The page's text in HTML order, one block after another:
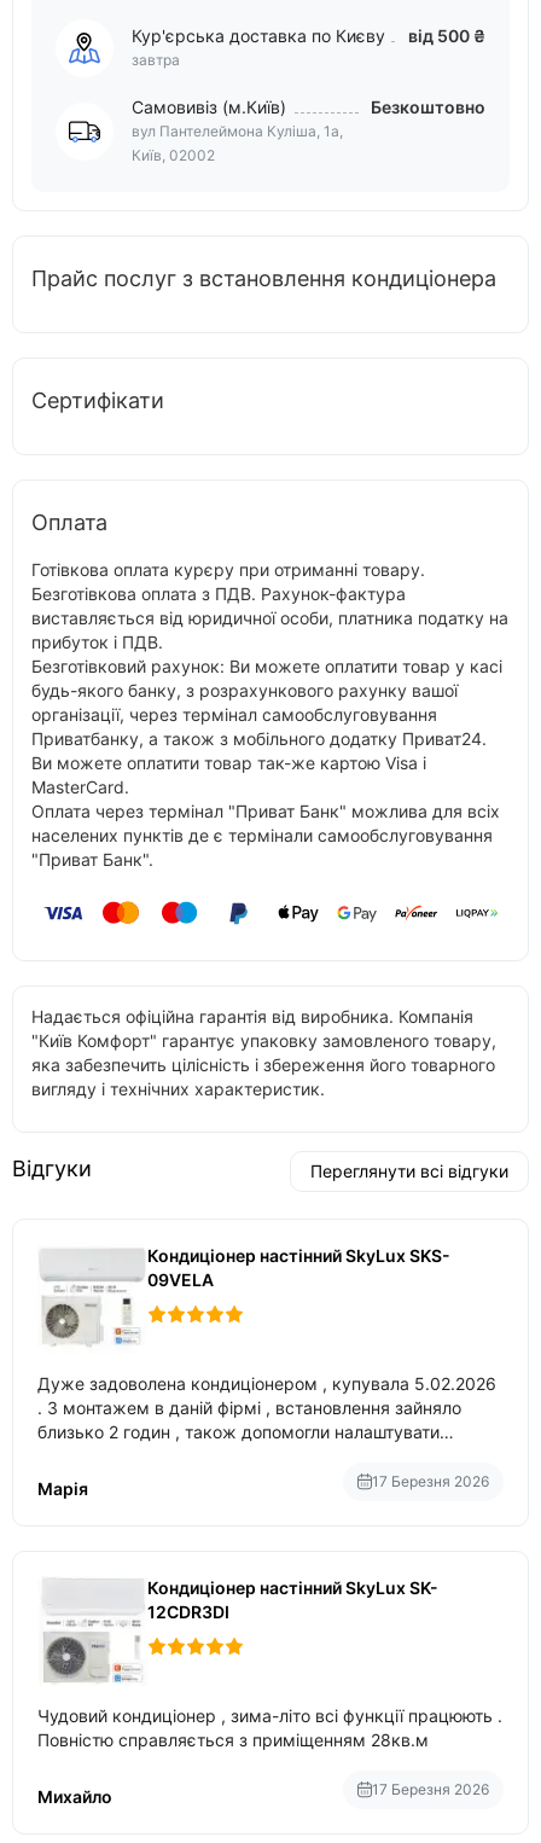
Кур'єрська доставка по Києву
завтра
від 500 ₴
Самовивіз (м.Київ)
вул Пантелеймона Куліша, 1а,
Київ, 02002
Безкоштовно
Прайс послуг з встановлення кондиціонера
Сертифікати
Оплата
Готівкова оплата курєру при отриманні товару.
Безготівкова оплата з ПДВ. Рахунок-фактура
виставляється від юридичної особи, платника податку на
прибуток і ПДВ.
Безготівковий рахунок: Ви можете оплатити товар у касі
будь-якого банку, з розрахункового рахунку вашої
організації, через термінал самообслуговування
Приватбанку, а також з мобільного додатку Приват24.
Ви можете оплатити товар так-же картою Visa і
MasterCard.
Оплата через термінал "Приват Банк" можлива для всіх
населених пунктів де є термінали самообслуговування
"Приват Банк".
Надається офіційна гарантія від виробника. Компанія
"Київ Комфорт" гарантує упаковку замовленого товару,
яка забезпечить цілісність і збереження його товарного
вигляду і технічних характеристик.
Відгуки Переглянути всі відгуки
Кондиціонер настінний SkyLux SKS-
09VELA
Дуже задоволена кондиціонером , купувала 5.02.2026
. З монтажем в даній фірмі , встановлення зайняло
близько 2 годин , також допомогли налаштувати
Марія
17 Березня 2026
Кондиціонер настінний SkyLux SK-
12CDR3DI
Чудовий кондиціонер , зима-літо всі функції працюють .
Повністю справляється з приміщенням 28кв.м
Михайло 17 Березня 2026